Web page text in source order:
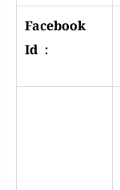
Facebook
Id :